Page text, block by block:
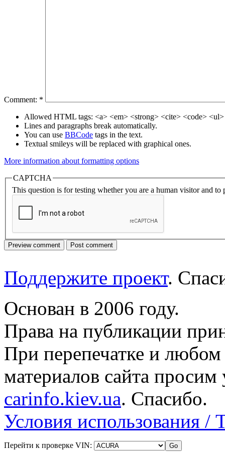
Comment: *
Allowed HTML tags: <a> <em> <strong> <cite> <code>
Lines and paragraphs break automatically.
You can use BBCode tags in the text.
Textual smileys will be replaced with graphical ones.
More information about formatting options
CAPTCHA
This question is for testing whether you are a human visitor and to
Поддержите проект.
Основан в 2006 году.
Права на публикации
При перепечатке и
материалов сайта просим
carinfo.kiev.ua. Спасибо.
Условия использования /
Перейти к проверке VIN: